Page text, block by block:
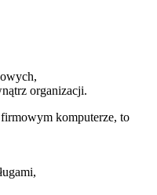
organizacji.
komputerze, to